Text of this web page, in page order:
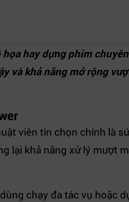
hay dựng phim
và khả năng mở rộng
viên tin chọn chính là
lại khả năng xử lý mượt
chạy đa tác vụ hoặc